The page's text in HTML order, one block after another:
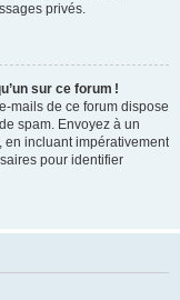
privés.
sur ce forum !
mails de ce forum dispose
spam. Envoyez à un
en incluant impérativement
pour identifier